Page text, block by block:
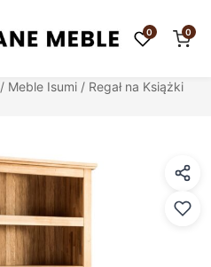
0 0
/ Meble Isumi / Regał na Książki